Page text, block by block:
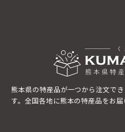
熊本県の特産品が一つから注文で
す。全国各地に熊本の特産品をお届